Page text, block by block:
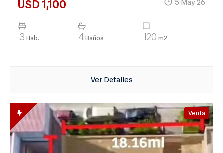
USD 1,100 5 May 26
3 Hab. 4Baños 120 m2
Ver Detalles
Venta